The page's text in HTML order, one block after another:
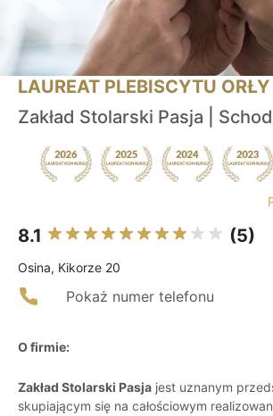
LAUREAT PLEBISCYTU ORŁY
Zakład Stolarski Pasja |
8.1 (5)
Osina, Kikorze 20
Pokaż numer telefonu
O firmie:
Zakład Stolarski Pasja jest uznanym
skupiającym się na całościowym